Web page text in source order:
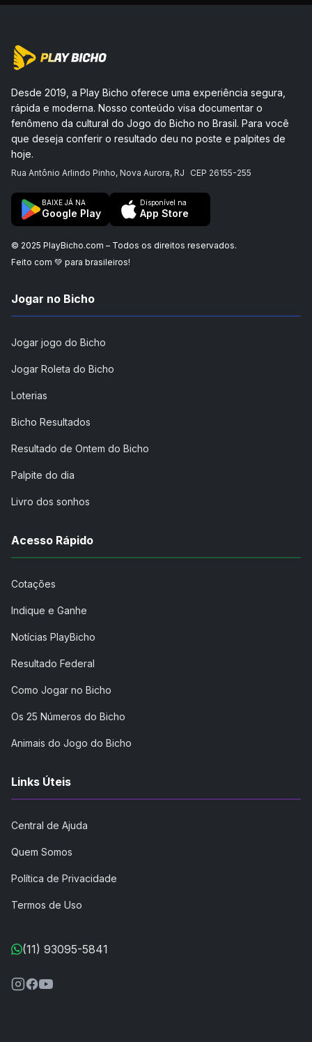
Desde 2019, a Play Bicho oferece uma experiência segura,
rápida e moderna. Nosso conteúdo visa documentar o
fenômeno da cultural do Jogo do Bicho no Brasil. Para você
que deseja conferir o resultado deu no poste e palpites de
hoje.
Rua Antônio Arlindo Pinho, Nova Aurora, RJ CEP 26155-255
BAIXE JÁ NA
Google Play
Disponível na
App Store
© 2025 PlayBicho.com – Todos os direitos reservados.
Feito com 💚 para brasileiros!
Jogar no Bicho
Jogar jogo do Bicho
Jogar Roleta do Bicho
Loterias
Bicho Resultados
Resultado de Ontem do Bicho
Palpite do dia
Livro dos sonhos
Acesso Rápido
Cotações
Indique e Ganhe
Notícias PlayBicho
Resultado Federal
Como Jogar no Bicho
Os 25 Números do Bicho
Animais do Jogo do Bicho
Links Úteis
Central de Ajuda
Quem Somos
Política de Privacidade
Termos de Uso
(11) 93095-5841